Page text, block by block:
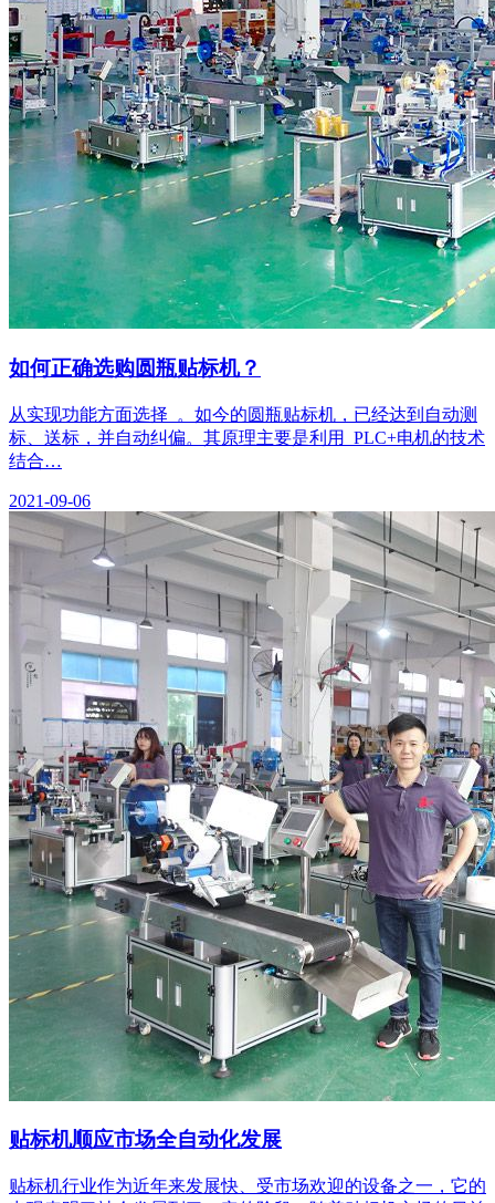
如何正确选购圆瓶贴标机？
从实现功能方面选择 。如今的圆瓶贴标机，已经达到自动测
标、送标，并自动纠偏。其原理主要是利用 PLC+电机的技术
结合…
2021-09-06
贴标机顺应市场全自动化发展
贴标机行业作为近年来发展快、受市场欢迎的设备之一，它的